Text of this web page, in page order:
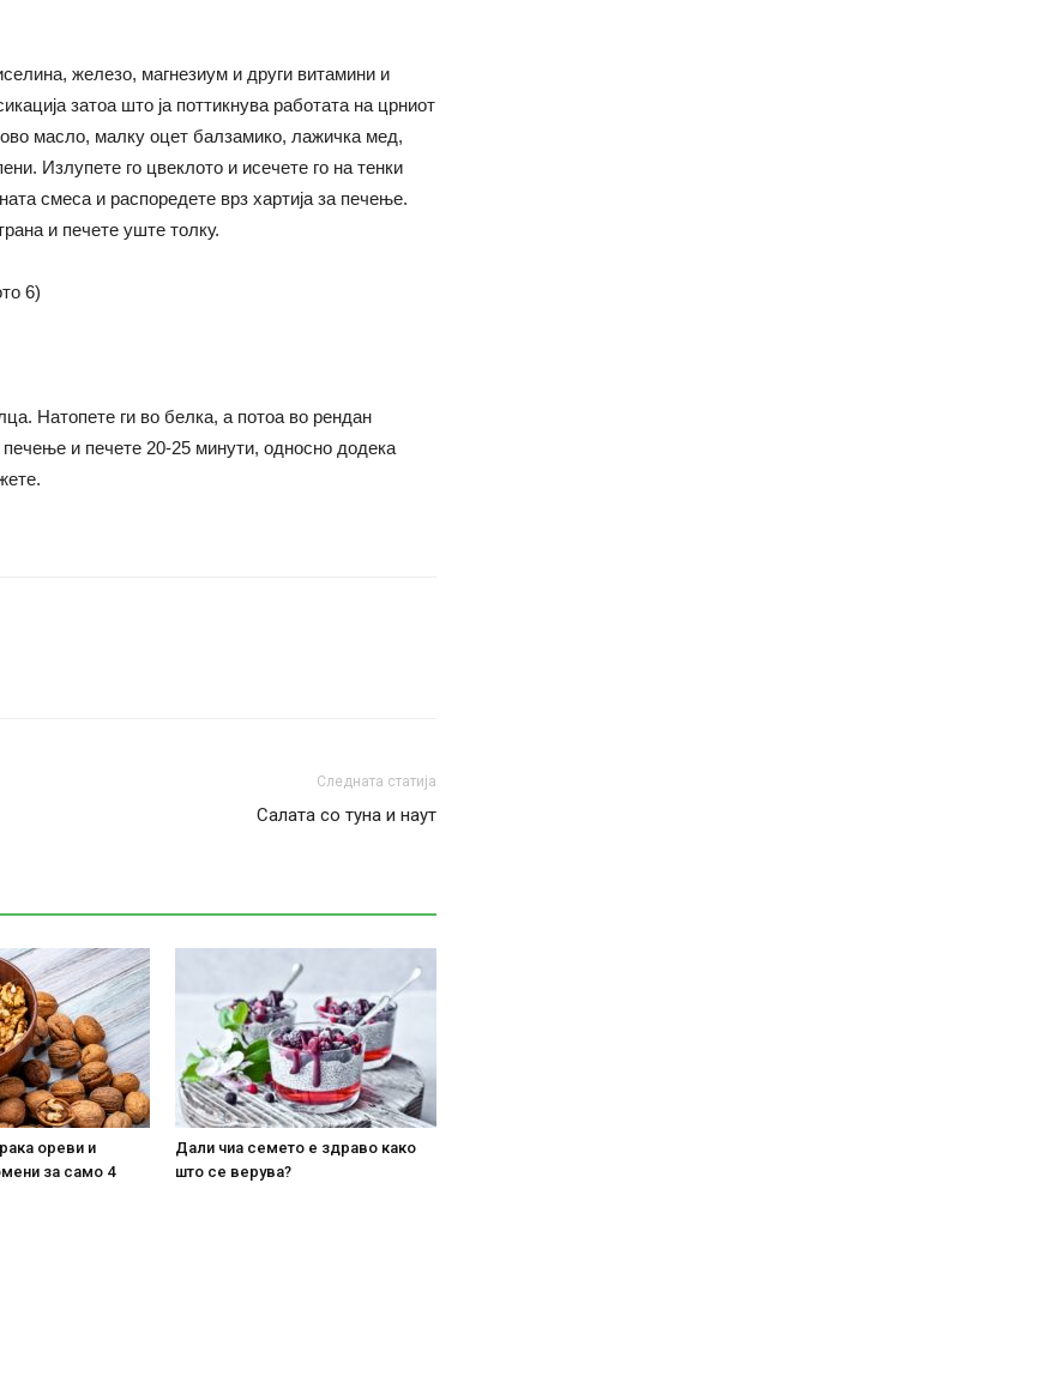
железо, магнезиум и други витамини и
затоа што ја поттикнува работата на црниот
масло, малку оцет балзамико, лажичка мед,
Излупете го цвеклото и исечете го на тенки
смеса и распоредете врз хартија за печење.
и печете уште толку.
Натопете ги во белка, а потоа во рендан
печење и печете 20-25 минути, односно додека
Следната статија
Салата со туна и наут
ореви и
за само 4
Дали чиа семето е здраво како
што се верува?